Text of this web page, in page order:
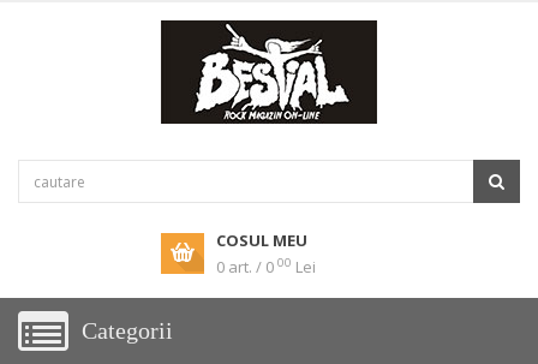
COSUL MEU
0 art. / 0 00 Lei
Categorii